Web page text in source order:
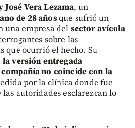
José Vera Lezama, un
de 28 añosque sufrió un
una empresa del sector avícola
sobre las
que ocurrió el hecho. Su
la versión entregada
no coincide con la
por la clínica donde fue
autoridades esclarezcan lo